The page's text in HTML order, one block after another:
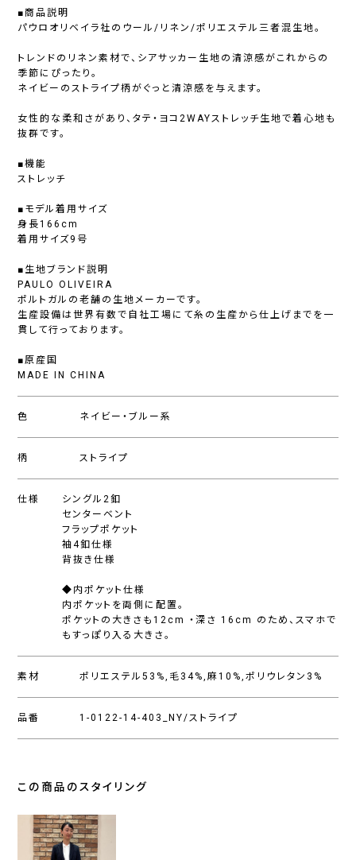
■商品説明
パウロオリベイラ社のウール/リネン/ポリエステル三者混生地。
トレンドのリネン素材で、シアサッカー生地の清涼感がこれからの
季節にぴったり。
ネイビーのストライプ柄がぐっと清涼感を与えます。
女性的な柔和さがあり、タテ・ヨコ2WAYストレッチ生地で着心地も
抜群です。
■機能
ストレッチ
■モデル着用サイズ
身長166cm
着用サイズ9号
■生地ブランド説明
PAULO OLIVEIRA
ポルトガルの老舗の生地メーカーです。
生産設備は世界有数で自社工場にて糸の生産から仕上げまでを一
貫して行っております。
■原産国
MADE IN CHINA
色 ネイビー・ブルー系
柄 ストライプ
仕様
シングル2釦
センターベント
フラップポケット
袖4釦仕様
背抜き仕様
◆内ポケット仕様
内ポケットを両側に配置。
ポケットの大きさも12cm ・深さ 16cm のため、スマホで
もすっぽり入る大きさ。
素材 ポリエステル53%,毛34%,麻10%,ポリウレタン3%
品番 1-0122-14-403_NY/ストライプ
この商品のスタイリング